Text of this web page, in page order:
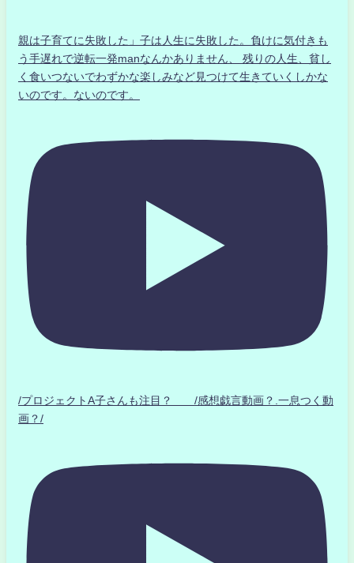
親は子育てに失敗した」子は人生に失敗した。負けに気付きも
う手遅れで逆転一発manなんかありません、 残りの人生、貧し
く食いつないでわずかな楽しみなど見つけて生きていくしかな
いのです。ないのです。
/プロジェクトA子さんも注目？ /感想戯言動画？.一息つく動
画？/